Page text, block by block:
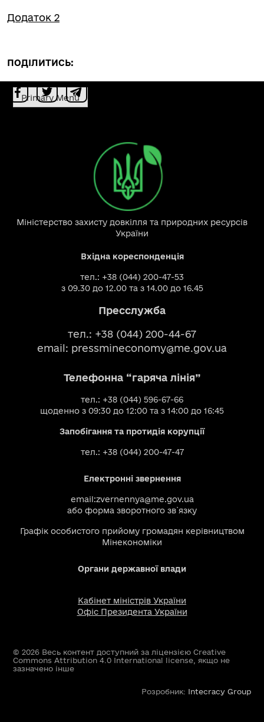
Додаток 2
ПОДІЛИТИСЬ:
Primary Menu
Міністерство захисту довкілля та природних ресурсів
України
Вхідна кореспонденція
тел.: +38 (044) 200-47-53
з 09.30 до 12.00 та з 14.00 до 16.45
Пресслужба
тел.: +38 (044) 200-44-67
email: pressmineconomy@me.gov.ua
Телефонна “гаряча лінія”
тел.: +38 (044) 596-67-66
щоденно з 09:30 до 12:00 та з 14:00 до 16:45
Запобігання та протидія корупції
тел.: +38 (044) 200-47-47
Електронні звернення
email:zvernennya@me.gov.ua
або форма зворотного зв`язку
Графік особистого прийому громадян керівництвом
Мінекономіки
Органи державної влади
Кабінет міністрів України
Офіс Президента України
© 2026 Весь контент доступний за ліцензією Creative
Commons Attribution 4.0 International license, якщо не
зазначено інше
Розробник: Intecracy Group